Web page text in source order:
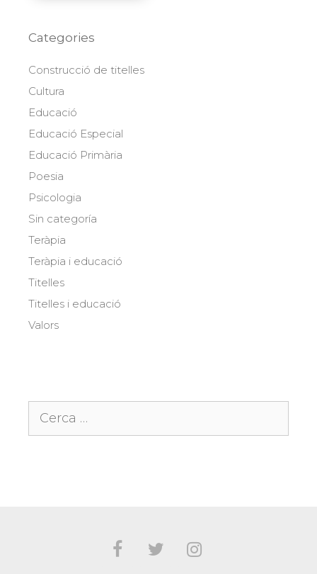
Categories
Construcció de titelles
Cultura
Educació
Educació Especial
Educació Primària
Poesia
Psicologia
Sin categoría
Teràpia
Teràpia i educació
Titelles
Titelles i educació
Valors